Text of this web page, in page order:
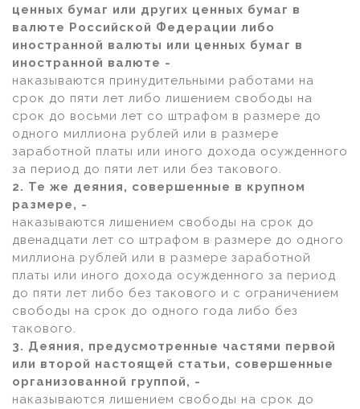
ценных бумаг или других ценных бумаг в
валюте Российской Федерации либо
иностранной валюты или ценных бумаг в
иностранной валюте -
наказываются принудительными работами на
срок до пяти лет либо лишением свободы на
срок до восьми лет со штрафом в размере до
одного миллиона рублей или в размере
заработной платы или иного дохода осужденного
за период до пяти лет или без такового.
2. Те же деяния, совершенные в крупном
размере, -
наказываются лишением свободы на срок до
двенадцати лет со штрафом в размере до одного
миллиона рублей или в размере заработной
платы или иного дохода осужденного за период
до пяти лет либо без такового и с ограничением
свободы на срок до одного года либо без
такового.
3. Деяния, предусмотренные частями первой
или второй настоящей статьи, совершенные
организованной группой, -
наказываются лишением свободы на срок до